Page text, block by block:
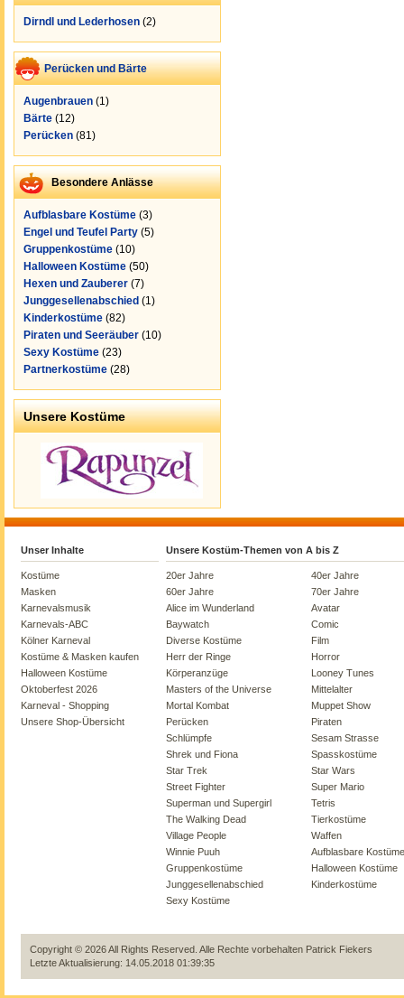
Dirndl und Lederhosen (2)
Perücken und Bärte
Augenbrauen (1)
Bärte (12)
Perücken (81)
Besondere Anlässe
Aufblasbare Kostüme (3)
Engel und Teufel Party (5)
Gruppenkostüme (10)
Halloween Kostüme (50)
Hexen und Zauberer (7)
Junggesellenabschied (1)
Kinderkostüme (82)
Piraten und Seeräuber (10)
Sexy Kostüme (23)
Partnerkostüme (28)
Unsere Kostüme
Unser Inhalte
Kostüme
Masken
Karnevalsmusik
Karnevals-ABC
Kölner Karneval
Kostüme & Masken kaufen
Halloween Kostüme
Oktoberfest 2026
Karneval - Shopping
Unsere Shop-Übersicht
Unsere Kostüm-Themen von A bis Z
20er Jahre
40er Jahre
60er Jahre
70er Jahre
Alice im Wunderland
Avatar
Baywatch
Comic
Diverse Kostüme
Film
Herr der Ringe
Horror
Körperanzüge
Looney Tunes
Masters of the Universe
Mittelalter
Mortal Kombat
Muppet Show
Perücken
Piraten
Schlümpfe
Sesam Strasse
Shrek und Fiona
Spasskostüme
Star Trek
Star Wars
Street Fighter
Super Mario
Superman und Supergirl
Tetris
The Walking Dead
Tierkostüme
Village People
Waffen
Winnie Puuh
Aufblasbare Kostüme
Gruppenkostüme
Halloween Kostüme
Junggesellenabschied
Kinderkostüme
Sexy Kostüme
Copyright © 2026 All Rights Reserved. Alle Rechte vorbehalten Patrick Fiekers
Letzte Aktualisierung: 14.05.2018 01:39:35